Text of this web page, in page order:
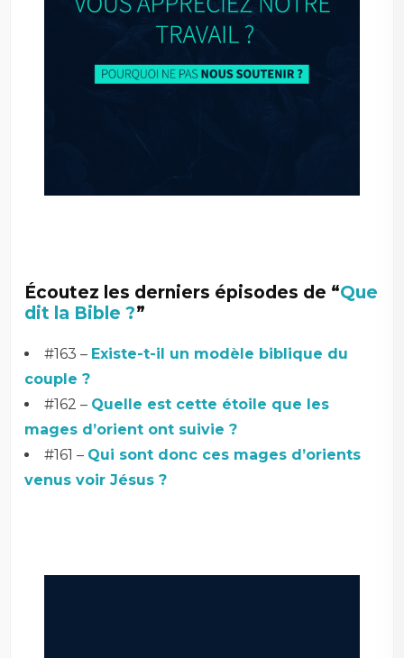
Écoutez les derniers épisodes de “Que
dit la Bible ?”
#163 – Existe-t-il un modèle biblique du
couple ?
#162 – Quelle est cette étoile que les
mages d’orient ont suivie ?
#161 – Qui sont donc ces mages d’orients
venus voir Jésus ?